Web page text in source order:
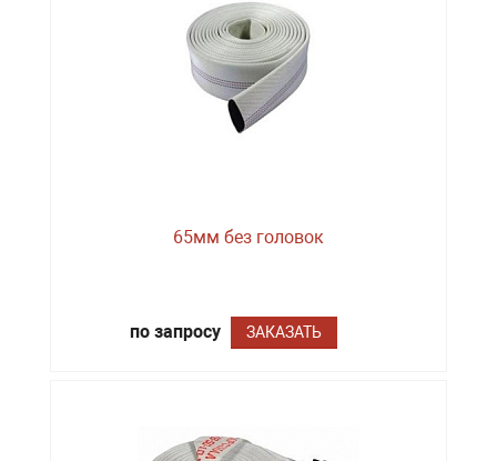
65мм без головок
по запросу ЗАКАЗАТЬ